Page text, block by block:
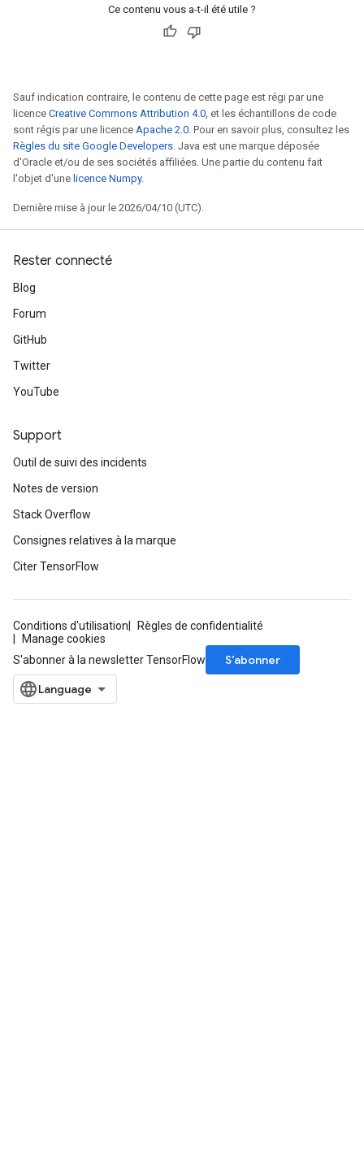
Ce contenu vous a-t-il été utile ?
Sauf indication contraire, le contenu de cette page est régi par une
licence Creative Commons Attribution 4.0, et les échantillons de code
sont régis par une licence Apache 2.0. Pour en savoir plus, consultez les
Règles du site Google Developers. Java est une marque déposée
d'Oracle et/ou de ses sociétés affiliées. Une partie du contenu fait
l'objet d'une licence Numpy.
Dernière mise à jour le 2026/04/10 (UTC).
Rester connecté
Blog
Forum
GitHub
Twitter
YouTube
Support
Outil de suivi des incidents
Notes de version
Stack Overflow
Consignes relatives à la marque
Citer TensorFlow
Conditions d'utilisation
Règles de confidentialité
Manage cookies
S'abonner à la newsletter TensorFlow
S’abonner